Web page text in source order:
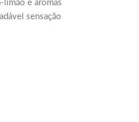
limão e aromas
sensação